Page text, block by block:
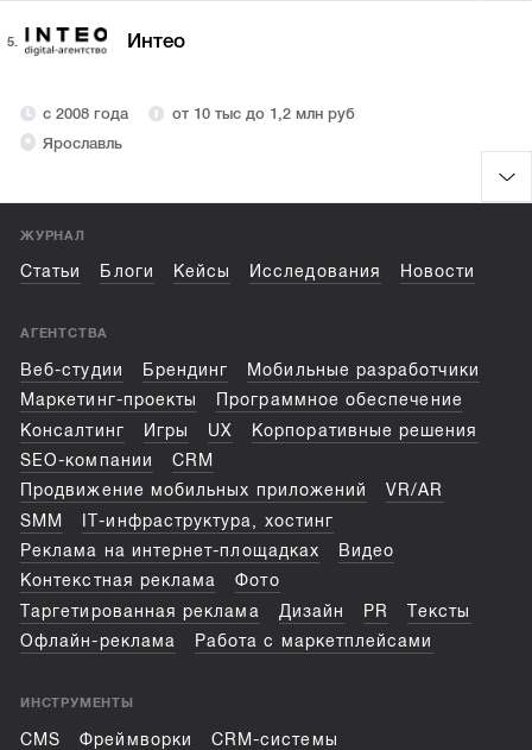
5. Интео
с 2008 года
от 10 тыс до 1,2 млн руб
Ярославль
ЖУРНАЛ
Статьи Блоги Кейсы Исследования Новости
АГЕНТСТВА
Веб-студии Брендинг
Мобильные разработчики
Маркетинг-проекты
Программное обеспечение
Консалтинг
Игры UX
Корпоративные решения
SEO-компании
CRM
Продвижение мобильных приложений
VR/AR
SMM
IT-инфраструктура, хостинг
Реклама на интернет-площадках
Видео
Контекстная реклама
Фото
Таргетированная реклама
Дизайн PR
Тексты
Офлайн-реклама
Работа с маркетплейсами
ИНСТРУМЕНТЫ
CMS Фреймворки
CRM-системы